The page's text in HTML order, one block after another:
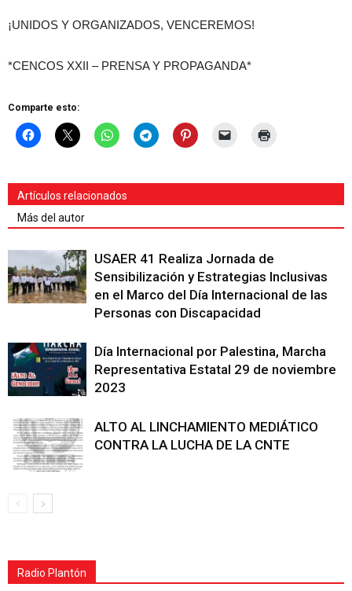
¡UNIDOS Y ORGANIZADOS, VENCEREMOS!
*CENCOS XXII – PRENSA Y PROPAGANDA*
Comparte esto:
Artículos relacionados
Más del autor
USAER 41 Realiza Jornada de
Sensibilización y Estrategias Inclusivas
en el Marco del Día Internacional de las
Personas con Discapacidad
Día Internacional por Palestina, Marcha
Representativa Estatal 29 de noviembre
2023
ALTO AL LINCHAMIENTO MEDIÁTICO
CONTRA LA LUCHA DE LA CNTE
Radio Plantón